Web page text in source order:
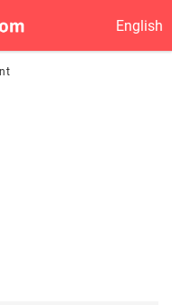
English